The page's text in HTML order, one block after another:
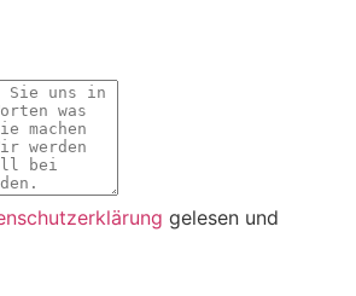
gelesen und